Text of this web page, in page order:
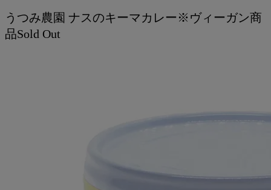
うつみ農園 ナスのキーマカレー※ヴィーガン商
品Sold Out